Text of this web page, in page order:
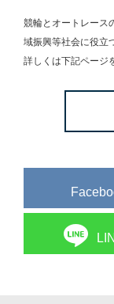
競輪とオートレース
域振興等社会に役立
詳しくは下記ページ